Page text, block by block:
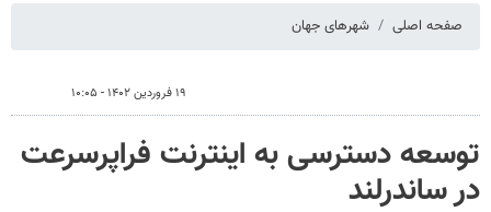
صفحه اصلی شهرهای جهان
۱۹ فروردین ۱۴۰۲ - ۱۰:۰۵
توسعه دسترسی به اینترنت فراپرسرعت
در ساندرلند